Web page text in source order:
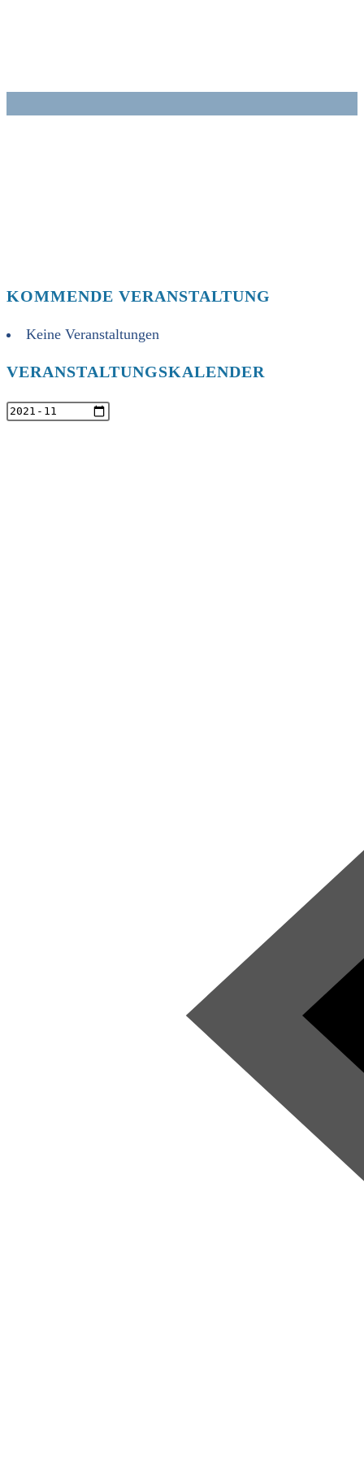
KOMMENDE VERANSTALTUNG
Keine Veranstaltungen
VERANSTALTUNGSKALENDER